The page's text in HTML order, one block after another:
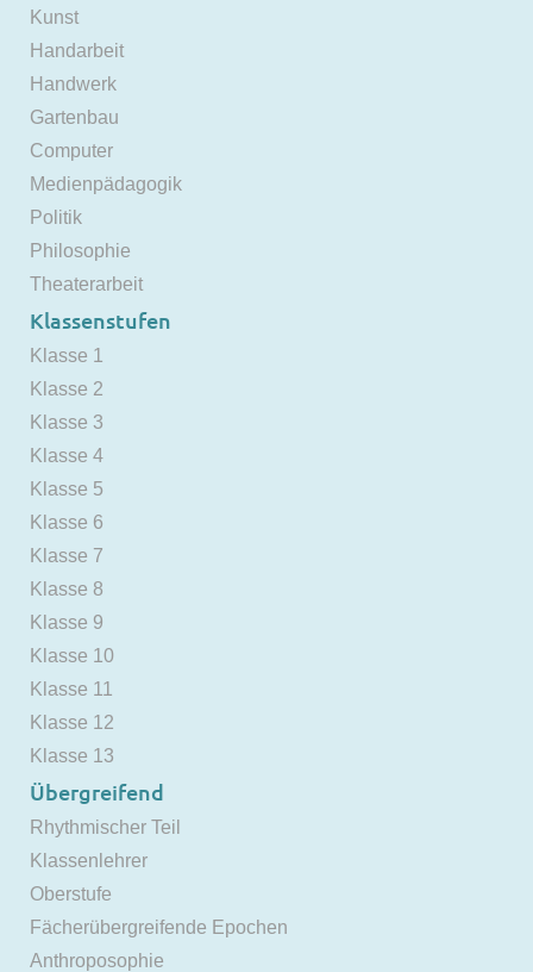
Kunst
Handarbeit
Handwerk
Gartenbau
Computer
Medienpädagogik
Politik
Philosophie
Theaterarbeit
Klassenstufen
Klasse 1
Klasse 2
Klasse 3
Klasse 4
Klasse 5
Klasse 6
Klasse 7
Klasse 8
Klasse 9
Klasse 10
Klasse 11
Klasse 12
Klasse 13
Übergreifend
Rhythmischer Teil
Klassenlehrer
Oberstufe
Fächerübergreifende Epochen
Anthroposophie